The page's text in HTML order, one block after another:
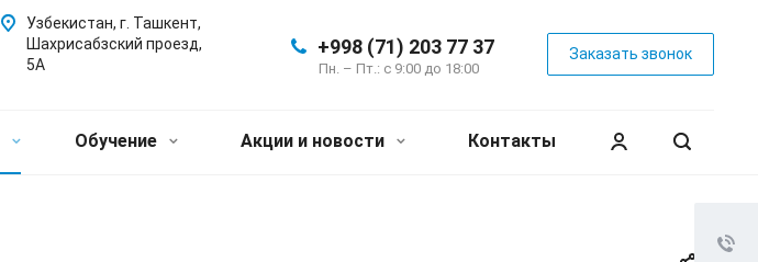
+998 (71) 203 77 37
Пн. – Пт.: с 9:00 до 18:00
Заказать звонок
Узбекистан, г. Ташкент,
Шахрисабзский проезд,
5А
Обучение Акции и новости Контакты